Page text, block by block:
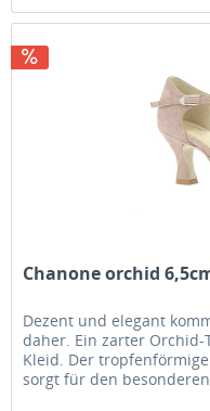
Chanone orchid
Dezent und elegant
daher. Ein zarter
Kleid. Der
sorgt für den